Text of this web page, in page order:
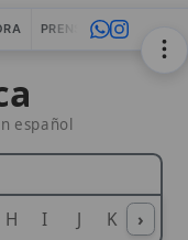
PRENSA WEBMASTERS
I J K L M
›